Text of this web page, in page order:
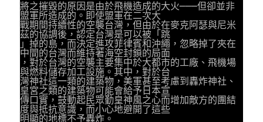
將之摧毀的原因是由於飛機造成的大火───但卻並非
盟軍所造成的。即使盟軍在二次大
戰期間持續性的空襲台灣，但由於在麥克阿瑟與尼米
茲的協調後，認定台灣是可以被「跳
」掉的島，而決定進攻菲律賓和沖繩，忽略掉了夾在
中間的台灣而維持著海空封鎖的局面
，對於台灣的空襲主要集中於大都市的工廠、飛機場
與燃料儲存加工設施。其中，對於台
灣神社這一類的建築物，美軍甚至考慮到轟炸神社、
皇宮之類的建築物可能會給予日本宣
傳口實，鼓動起民眾勤皇神風之心而增加敵方的團結
度與抵抗意識，而小心地避開了這些
明顯的地標不予轟炸。